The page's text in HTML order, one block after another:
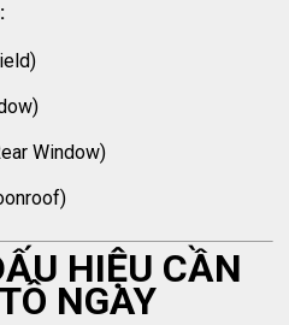
Window)
HIỆU CẦN
NGAY